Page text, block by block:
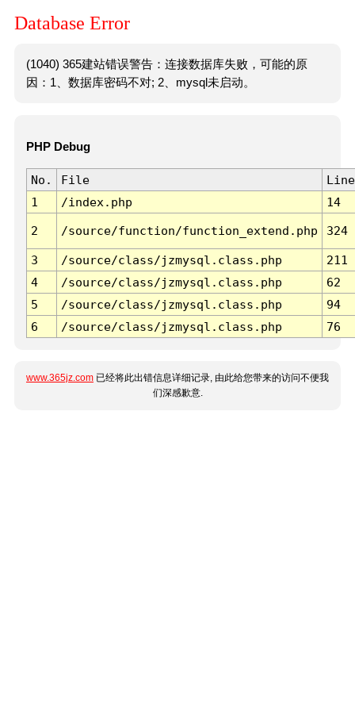
Database Error
(1040) 365建站错误警告：连接数据库失败，可能的原
因：1、数据库密码不对; 2、mysql未启动。
PHP Debug
No. File
Line
1
/index.php 14
2 /source/function/function_extend.php 324
3 /source/class/jzmysql.class.php
211
4
/source/class/jzmysql.class.php
62
5
/source/class/jzmysql.class.php
94
6
/source/class/jzmysql.class.php 76
www.365jz.com 已经将此出错信息详细记录, 由此给您带来的访问不便我
们深感歉意.